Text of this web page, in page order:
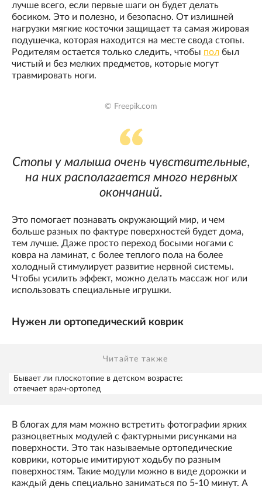
лучше всего, если первые шаги он будет делать
босиком. Это и полезно, и безопасно. От излишней
нагрузки мягкие косточки защищает та самая жировая
подушечка, которая находится на месте свода стопы.
Родителям остается только следить, чтобы пол был
чистый и без мелких предметов, которые могут
травмировать ноги.
© Freepik.com
Стопы у малыша очень чувствительные,
на них располагается много нервных
окончаний.
Это помогает познавать окружающий мир, и чем
больше разных по фактуре поверхностей будет дома,
тем лучше. Даже просто переход босыми ногами с
ковра на ламинат, с более теплого пола на более
холодный стимулирует развитие нервной системы.
Чтобы усилить эффект, можно делать массаж ног или
использовать специальные игрушки.
Нужен ли ортопедический коврик
Читайте также
Бывает ли плоскотопие в детском возрасте:
отвечает врач-ортопед
В блогах для мам можно встретить фотографии ярких
разноцветных модулей с фактурными рисунками на
поверхности. Это так называемые ортопедические
коврики, которые имитируют ходьбу по разным
поверхностям. Такие модули можно в виде дорожки и
каждый день специально заниматься по 5-10 минут. А